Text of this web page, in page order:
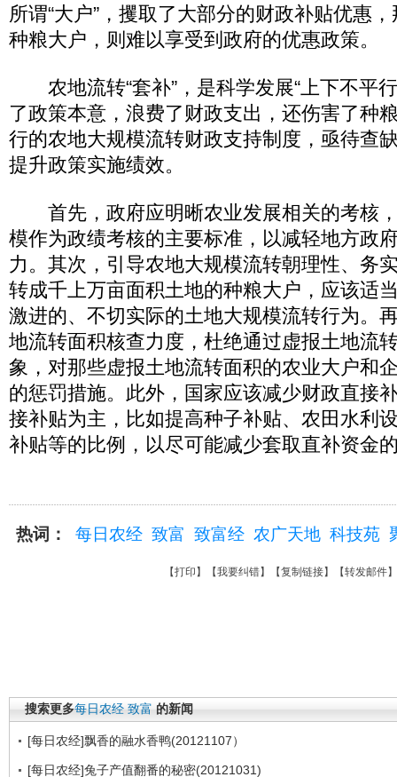
所谓“大户”，攫取了大部分的财政补贴优惠
种粮大户，则难以享受到政府的优惠政策。
农地流转“套补”，是科学发展“上下不平
了政策本意，浪费了财政支出，还伤害了种
行的农地大规模流转财政支持制度，亟待查
提升政策实施绩效。
首先，政府应明晰农业发展相关的考核
模作为政绩考核的主要标准，以减轻地方政
力。其次，引导农地大规模流转朝理性、务
转成千上万亩面积土地的种粮大户，应该适
激进的、不切实际的土地大规模流转行为。
地流转面积核查力度，杜绝通过虚报土地流
象，对那些虚报土地流转面积的农业大户和
的惩罚措施。此外，国家应该减少财政直接
接补贴为主，比如提高种子补贴、农田水利
补贴等的比例，以尽可能减少套取直补资金
热词： 每日农经 致富 致富经 农广天地 科技苑
【打印 】【我要纠错】【复制链接】【转发邮件
搜索更多每日农经 致富 的新闻
[每日农经]飘香的融水香鸭(20121107）
[每日农经]兔子产值翻番的秘密(20121031)